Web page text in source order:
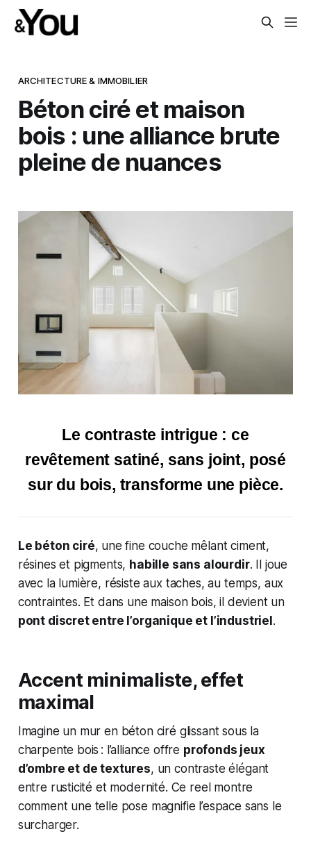
ARCHITECTURE & IMMOBILIER
Béton ciré et maison
bois : une alliance brute
pleine de nuances
Le contraste intrigue : ce
revêtement satiné, sans joint, posé
sur du bois, transforme une pièce.
Le béton ciré, une fine couche mêlant ciment,
résines et pigments, habille sans alourdir. Il joue
avec la lumière, résiste aux taches, au temps, aux
contraintes. Et dans une maison bois, il devient un
pont discret entre l’organique et l’industriel .
Accent minimaliste, effet
maximal
Imagine un mur en béton ciré glissant sous la
charpente bois : l’alliance offre profonds jeux
d’ombre et de textures, un contraste élégant
entre rusticité et modernité. Ce reel montre
comment une telle pose magnifie l’espace sans le
surcharger.